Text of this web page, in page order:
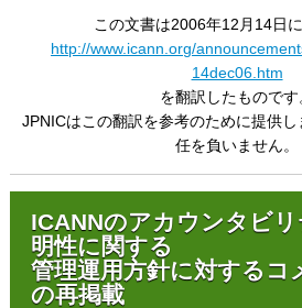
この文書は2006年12月14日
http://www.icann.org/
14dec06.htm
を翻訳したものです
JPNICはこの翻訳を参考のために提供
任を負いません。
ICANNのアカウンタビ
明性に関する
管理運用方針に対するコ
の再掲載